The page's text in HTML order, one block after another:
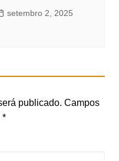
setembro 2, 2025
publicado. Campos
*